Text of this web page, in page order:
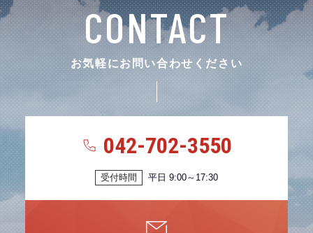
CONTACT
お気軽にお問い合わせください
042-702-3550
受付時間 平日 9:00～17:30